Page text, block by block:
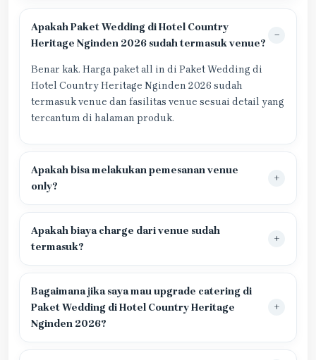
Apakah Paket Wedding di Hotel Country
Heritage Nginden 2026 sudah termasuk venue?
Benar kak. Harga paket all in di Paket Wedding di
Hotel Country Heritage Nginden 2026 sudah
termasuk venue dan fasilitas venue sesuai detail yang
tercantum di halaman produk.
Apakah bisa melakukan pemesanan venue
only?
Apakah biaya charge dari venue sudah
termasuk?
Bagaimana jika saya mau upgrade catering di
Paket Wedding di Hotel Country Heritage
Nginden 2026?